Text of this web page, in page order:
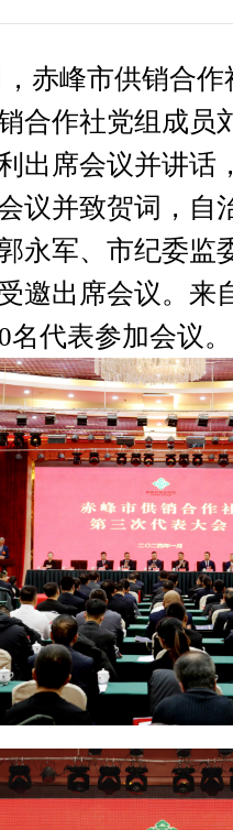
，赤峰市供销合
合作社党组成员
出席会议并讲话
议并致贺词，自
永军、市纪委监
邀出席会议。来
代表参加会议。